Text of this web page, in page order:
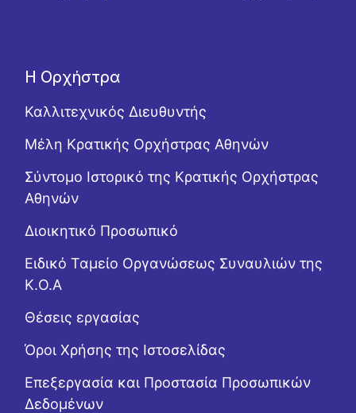
Η Ορχήστρα
Καλλιτεχνικός Διευθυντής
Μέλη Κρατικής Ορχήστρας Αθηνών
Σύντομο Ιστορικό της Κρατικής Ορχήστρας
Αθηνών
Διοικητικό Προσωπικό
Ειδικό Ταμείο Οργανώσεως Συναυλιών της
Κ.Ο.Α
Θέσεις εργασίας
Όροι Χρήσης της Ιστοσελίδας
Επεξεργασία και Προστασία Προσωπικών
Δεδομένων